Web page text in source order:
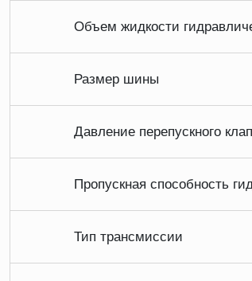
Объем жидкости
Размер шины
Давление перепускного
Пропускная способность
Тип трансмиссии